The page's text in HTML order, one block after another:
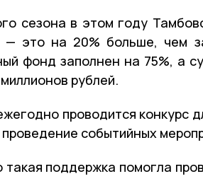
сезона в этом году
— это на 20% больше, чем
фонд заполнен на 75%, а
рублей.
проводится конкурс
событийных
поддержка помогла